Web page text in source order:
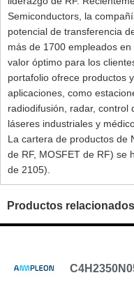
Semiconductors, la
potencial de transferencia
más de 1700 empleados
valor óptimo para los
portafolio ofrece productos
aplicaciones, como
radiodifusión, radar, control
láseres industriales y
La cartera de productos de
de RF, MOSFET de RF) se
de 2105).
Productos